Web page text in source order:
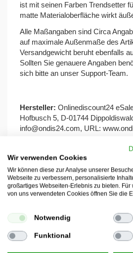
ist mit seinen Farben Trendsetter
matte Materialoberfläche wirkt
Alle Maßangaben sind Circa
auf maximale Außenmaße des
Versandgewicht beruht ebenfalls
Sollten Sie genauere Angaben
sich bitte an unser Support-Team.
Hersteller: Onlinediscount24
Hofbusch 5, D-01744
info@ondis24.com, URL:
Aufbauanleitung
Sicherheitshinweise
Trusted Shops
Wir verwenden Cookies
Wir können diese zur Analyse unserer
Webseite zu verbessern, personalisierte
großartiges Webseiten-Erlebnis zu bieten.
von uns verwendeten Cookies öffnen Sie die
Notwendig
Funktional